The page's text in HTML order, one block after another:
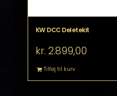
KW DCC Deletekit
kr. 2.899,00
Tilføj til kurv